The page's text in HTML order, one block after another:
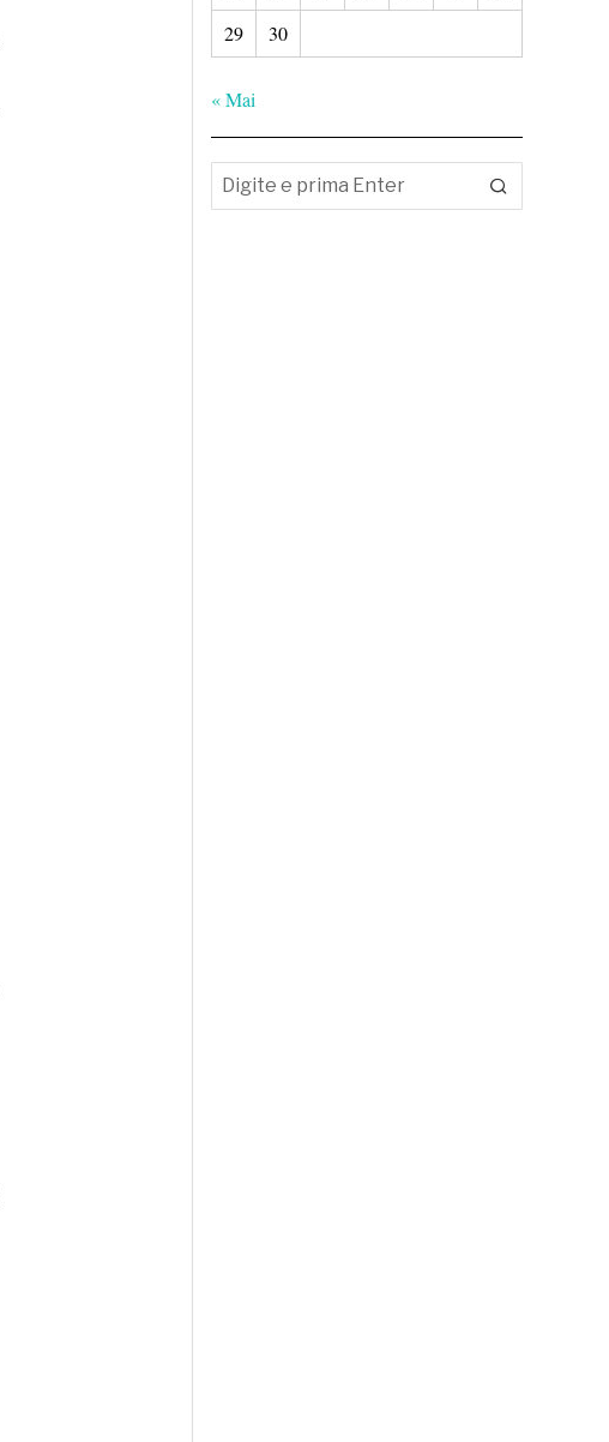
29
30
« Mai